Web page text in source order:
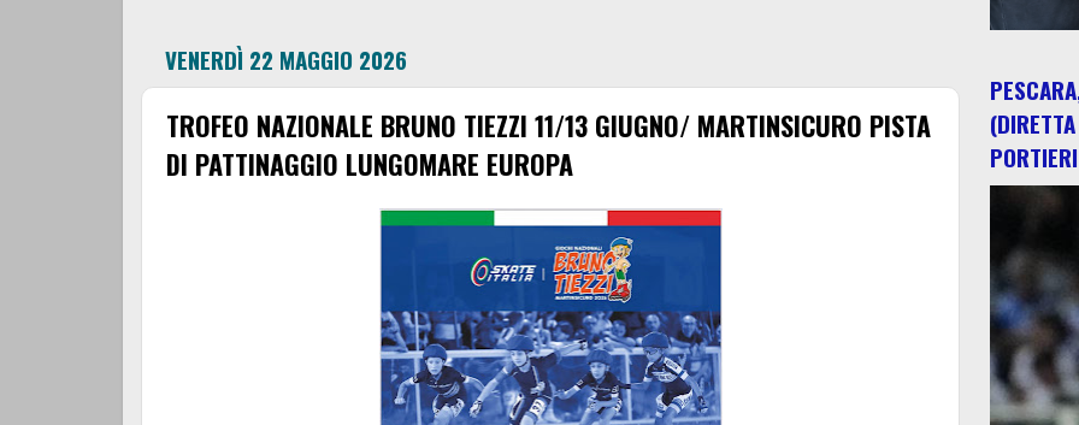
VENERDÌ 22 MAGGIO 2026
TROFEO NAZIONALE BRUNO TIEZZI 11/13 GIUGNO/ MARTINSICURO PISTA
DI PATTINAGGIO LUNGOMARE EUROPA
PORTIERI